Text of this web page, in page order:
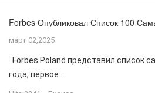
Forbes Опубликовал Список 100
март 02,2025
Forbes Poland представил список
года, первое...